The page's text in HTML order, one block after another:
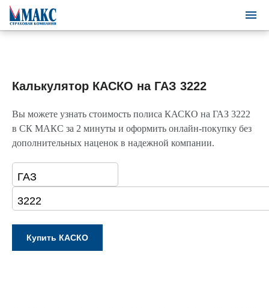
Калькулятор КАСКО на ГАЗ 3222
Вы можете узнать стоимость полиса КАСКО на ГАЗ 3222
в СК МАКС за 2 минуты и оформить онлайн-покупку без
дополнительных наценок в надежной компании.